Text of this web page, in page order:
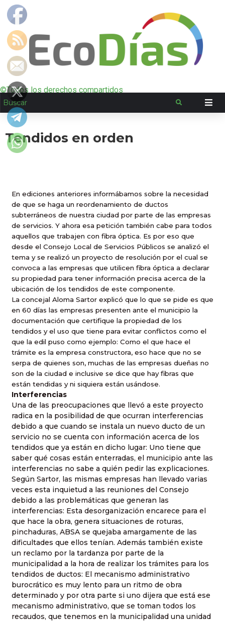
©Todos los derechos compartidos
Tendidos en orden
En ediciones anteriores informábamos sobre la necesidad
de que se haga un reordenamiento de ductos
subterráneos de nuestra ciudad por parte de las empresas
de servicios. Y ahora esa petición también cabe para todos
aquellos que trabajen con fibra óptica. Es por eso que
desde el Consejo Local de Servicios Públicos se analizó el
tema y se realizó un proyecto de resolución por el cual se
convoca a las empresas que utilicen fibra óptica a declarar
su propiedad para tener información precisa acerca de la
ubicación de los tendidos de este componente.
La concejal Aloma Sartor explicó que lo que se pide es que
en 60 días las empresas presenten ante el municipio la
documentación que certifique la propiedad de los
tendidos y el uso que tiene para evitar conflictos como el
que la edil puso como ejemplo: Como el que hace el
trámite es la empresa constructora, eso hace que no se
serpa de quienes son, muchas de las empresas dueñas no
son de la ciudad e inclusive se dice que hay fibras que
están tendidas y ni siquiera están usándose.
Interferencias
Una de las preocupaciones que llevó a este proyecto
radica en la posibilidad de que ocurran interferencias
debido a que cuando se instala un nuevo ducto de un
servicio no se cuenta con información acerca de los
tendidos que ya están en dicho lugar: Uno tiene que
saber qué cosas están enterradas, el municipio ante las
interferencias no sabe a quién pedir las explicaciones.
Según Sartor, las mismas empresas han llevado varias
veces esta inquietud a las reuniones del Consejo
debido a las problemáticas que generan las
interferencias: Esta desorganización encarece para el
que hace la obra, genera situaciones de roturas,
pinchaduras, ABSA se quejaba amargamente de las
dificultades que ellos tenían. Además también existe
un reclamo por la tardanza por parte de la
municipalidad a la hora de realizar los trámites para los
tendidos de ductos: El mecanismo administrativo
burocrático es muy lento para un ritmo de obra
determinado y por otra parte si uno dijera que está ese
mecanismo administrativo, que se toman todos los
recaudos, que tenemos en la municipalidad una unidad